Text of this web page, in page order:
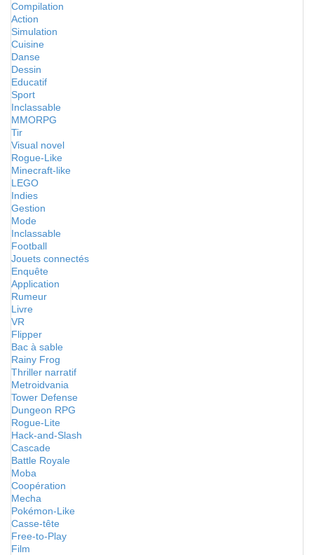
Compilation
Action
Simulation
Cuisine
Danse
Dessin
Educatif
Sport
Inclassable
MMORPG
Tir
Visual novel
Rogue-Like
Minecraft-like
LEGO
Indies
Gestion
Mode
Inclassable
Football
Jouets connectés
Enquête
Application
Rumeur
Livre
VR
Flipper
Bac à sable
Rainy Frog
Thriller narratif
Metroidvania
Tower Defense
Dungeon RPG
Rogue-Lite
Hack-and-Slash
Cascade
Battle Royale
Moba
Coopération
Mecha
Pokémon-Like
Casse-tête
Free-to-Play
Film